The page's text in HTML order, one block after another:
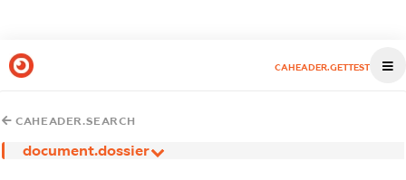
CAHEADER.GETTEST
CAHEADER.SEARCH
document.dossier